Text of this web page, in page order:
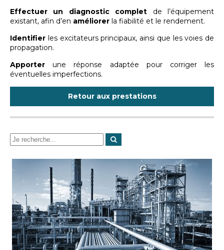
Effectuer un diagnostic complet de l’équipement
existant, afin d’en améliorer la fiabilité et le rendement.
Identifier les excitateurs principaux, ainsi que les voies de
propagation.
Apporterune réponse adaptée pour corriger les
éventuelles imperfections.
Retour aux prestations